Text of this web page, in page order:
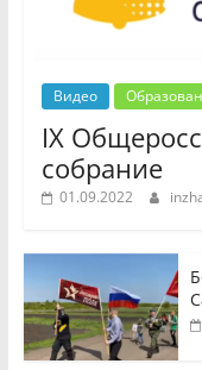
Видео
IX
собрание
01.09.2022